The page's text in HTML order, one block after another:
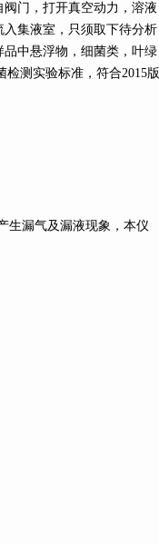
门，打开真空动力，溶液
集液室，只须取下待分析
中悬浮物，细菌类，叶绿
测实验标准，符合2015版
生漏气及漏液现象，本仪